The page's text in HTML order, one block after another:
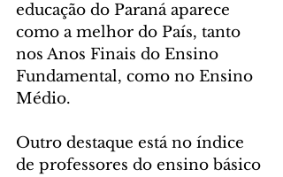
educação do Paraná aparece
como a melhor do País, tanto
nos Anos Finais do Ensino
Fundamental, como no Ensino
Médio.
Outro destaque está no índice
de professores do ensino básico